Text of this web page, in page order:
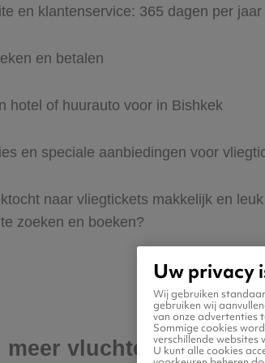
en klantenservice: 365 dagen per
en betalen
hotel of huurauto voor in Bishkek
en speciale aanbiedingen voor
naar vliegtickets makkelijk en
zoeken en boeken?
vluchten naar
Uw privacy
Wij gebruiken
gebruiken wij
van onze advertenties
Sommige cookies
verschillende websites
U kunt alle cookies